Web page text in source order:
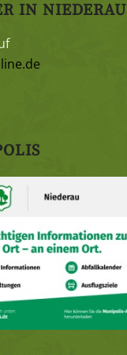
IN NIEDERAU